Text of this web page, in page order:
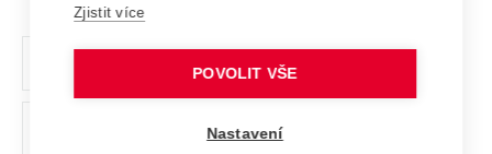
Ochrana osobních údajů
odkaz)
Zjistit více
POVOLIT VŠE
Nastavení